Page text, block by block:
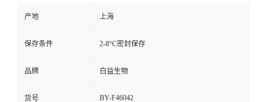
产地 上海
保存条件 2-8°C密封保存
品牌 白益生物
货号 BY-F46042